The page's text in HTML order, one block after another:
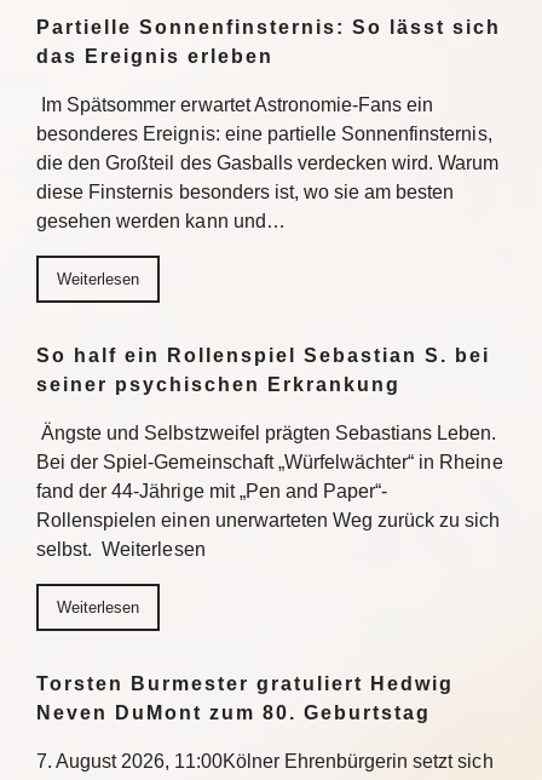
Partielle Sonnenfinsternis: So lässt sich
das Ereignis erleben
Im Spätsommer erwartet Astronomie-Fans ein
besonderes Ereignis: eine partielle Sonnenfinsternis,
die den Großteil des Gasballs verdecken wird. Warum
diese Finsternis besonders ist, wo sie am besten
gesehen werden kann und…
Weiterlesen
So half ein Rollenspiel Sebastian S. bei
seiner psychischen Erkrankung
Ängste und Selbstzweifel prägten Sebastians Leben.
Bei der Spiel-Gemeinschaft „Würfelwächter“ in Rheine
fand der 44-Jährige mit „Pen and Paper“-
Rollenspielen einen unerwarteten Weg zurück zu sich
selbst. Weiterlesen
Weiterlesen
Torsten Burmester gratuliert Hedwig
Neven DuMont zum 80. Geburtstag
7. August 2026, 11:00Kölner Ehrenbürgerin setzt sich